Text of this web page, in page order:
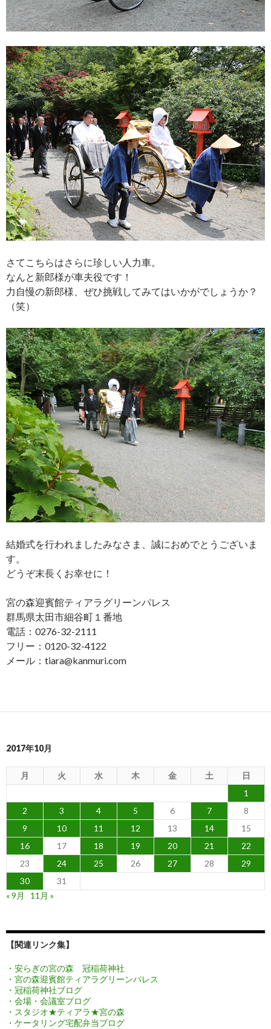
さてこちらはさらに珍しい人力車。
なんと新郎様が車夫役です！
力自慢の新郎様、ぜひ挑戦してみてはいかがでしょうか？
（笑）
結婚式を行われましたみなさま、誠におめでとうございま
す。
どうぞ末長くお幸せに！
宮の森迎賓館ティアラグリーンパレス
群馬県太田市細谷町１番地
電話：0276-32-2111
フリー：0120-32-4122
メール：tiara@kanmuri.com
2017年10月
月 火 水 木 金 土
日
1
2
3 4 5 6 7
8
9
10 11 12 13 14
15
16
17 18 19 20 21
22
23
24 25 26 27 28
29
30
31
« 9月
11月 »
【関連リンク集】
・安らぎの宮の森 冠稲荷神社
・宮の森迎賓館ティアラグリーンパレス
・冠稲荷神社ブログ
・会場・会議室ブログ
・スタジオ★ティアラ★宮の森
・ケータリング宅配弁当ブログ